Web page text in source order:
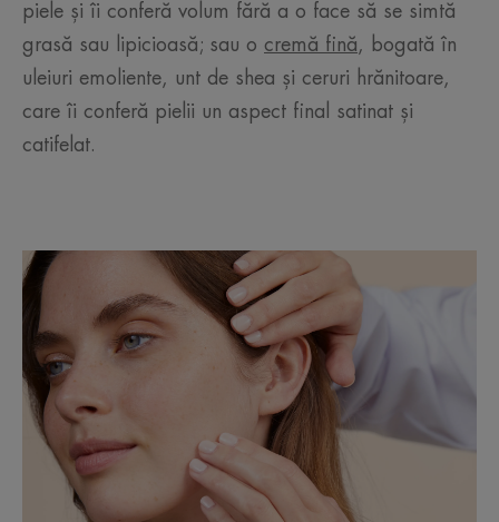
piele și îi conferă volum fără a o face să se simtă
grasă sau lipicioasă; sau o cremă fină, bogată în
uleiuri emoliente, unt de shea și ceruri hrănitoare,
care îi conferă pielii un aspect final satinat și
catifelat.